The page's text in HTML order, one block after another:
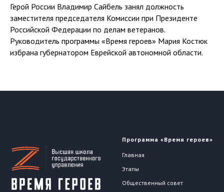
Герой России Владимир Сайбель занял должность
заместителя председателя Комиссии при Президенте
Российской Федерации по делам ветеранов.
Руководитель программы «Время героев» Мария Костюк
избрана губернатором Еврейской автономной области.
Программа «Время героев»
Главная
Этапы
Общественный совет